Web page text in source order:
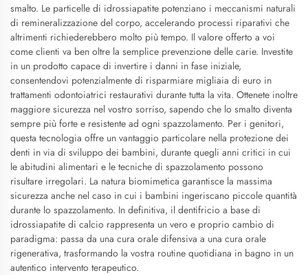
smalto. Le particelle di idrossiapatite potenziano i meccanismi naturali
di remineralizzazione del corpo, accelerando processi riparativi che
altrimenti richiederebbero molto più tempo. Il valore offerto a voi
come clienti va ben oltre la semplice prevenzione delle carie. Investite
in un prodotto capace di invertire i danni in fase iniziale,
consentendovi potenzialmente di risparmiare migliaia di euro in
trattamenti odontoiatrici restaurativi durante tutta la vita. Ottenete inoltre
maggiore sicurezza nel vostro sorriso, sapendo che lo smalto diventa
sempre più forte e resistente ad ogni spazzolamento. Per i genitori,
questa tecnologia offre un vantaggio particolare nella protezione dei
denti in via di sviluppo dei bambini, durante quegli anni critici in cui
le abitudini alimentari e le tecniche di spazzolamento possono
risultare irregolari. La natura biomimetica garantisce la massima
sicurezza anche nel caso in cui i bambini ingeriscano piccole quantità
durante lo spazzolamento. In definitiva, il dentifricio a base di
idrossiapatite di calcio rappresenta un vero e proprio cambio di
paradigma: passa da una cura orale difensiva a una cura orale
rigenerativa, trasformando la vostra routine quotidiana in bagno in un
autentico intervento terapeutico.